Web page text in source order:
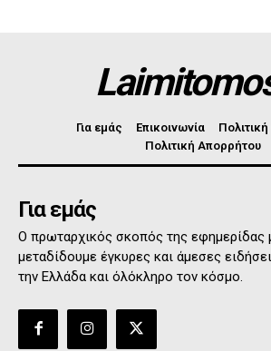
Για εμάς Επικοινωνία
Πολιτική Απορρήτου
Για εμάς
Ο πρωταρχικός σκοπός της εφημερίδας
μεταδίδουμε έγκυρες και άμεσες
την Ελλάδα και όλόκληρο τον κόσμο.